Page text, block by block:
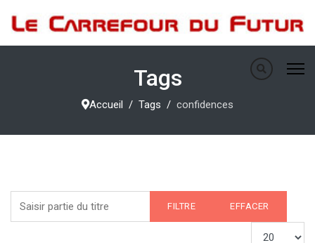
Tags
Accueil Tags confidences
FILTRE EFFACER